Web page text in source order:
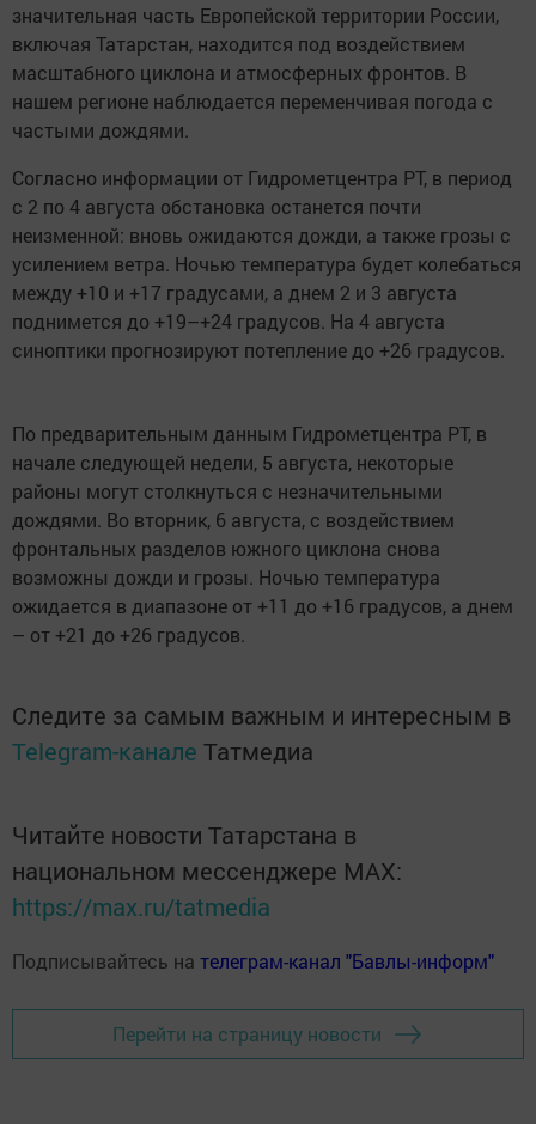
значительная часть Европейской территории России,
включая Татарстан, находится под воздействием
масштабного циклона и атмосферных фронтов. В
нашем регионе наблюдается переменчивая погода с
частыми дождями.
Согласно информации от Гидрометцентра РТ, в период
с 2 по 4 августа обстановка останется почти
неизменной: вновь ожидаются дожди, а также грозы с
усилением ветра. Ночью температура будет колебаться
между +10 и +17 градусами, а днем 2 и 3 августа
поднимется до +19–+24 градусов. На 4 августа
синоптики прогнозируют потепление до +26 градусов.
По предварительным данным Гидрометцентра РТ, в
начале следующей недели, 5 августа, некоторые
районы могут столкнуться с незначительными
дождями. Во вторник, 6 августа, с воздействием
фронтальных разделов южного циклона снова
возможны дожди и грозы. Ночью температура
ожидается в диапазоне от +11 до +16 градусов, а днем
– от +21 до +26 градусов.
Следите за самым важным и интересным в
Telegram-канале Татмедиа
Читайте новости Татарстана в
национальном мессенджере MАХ:
https://max.ru/tatmedia
Подписывайтесь на телеграм-канал "Бавлы-информ"
Перейти на страницу новости